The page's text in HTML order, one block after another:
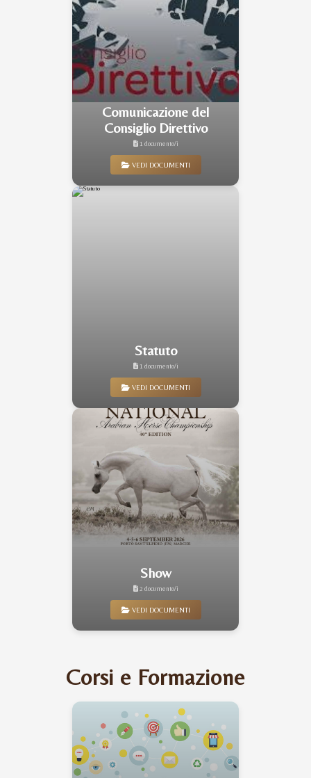
Comunicazione del
Consiglio Direttivo
1 documento/i
VEDI DOCUMENTI
Statuto
1 documento/i
VEDI DOCUMENTI
Show
2 documento/i
VEDI DOCUMENTI
Corsi e Formazione